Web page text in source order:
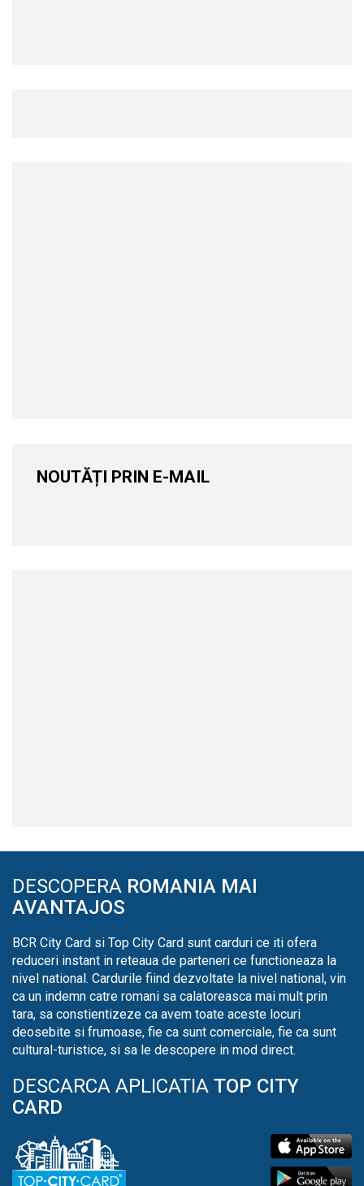
NOUTĂȚI PRIN E-MAIL
DESCOPERA ROMANIA MAI
AVANTAJOS
BCR City Card si Top City Card sunt carduri ce iti ofera
reduceri instant in reteaua de parteneri ce functioneaza la
nivel national. Cardurile fiind dezvoltate la nivel national, vin
ca un indemn catre romani sa calatoreasca mai mult prin
tara, sa constientizeze ca avem toate aceste locuri
deosebite si frumoase, fie ca sunt comerciale, fie ca sunt
cultural-turistice, si sa le descopere in mod direct.
DESCARCA APLICATIA TOP CITY
CARD